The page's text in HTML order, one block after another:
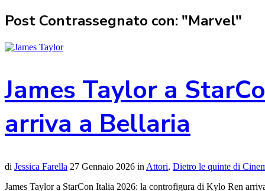
Post Contrassegnato con: "Marvel"
James Taylor a
arriva a Bellaria
di Jessica Farella 27 Gennaio 2026 in Attori, Dietro le quinte di
James Taylor a StarCon Italia 2026: la controfigura di Kylo Ren